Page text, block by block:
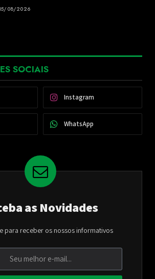
08/2026
SOCIAIS
Instagram
WhatsApp
as Novidades
para receber os nossos informativos